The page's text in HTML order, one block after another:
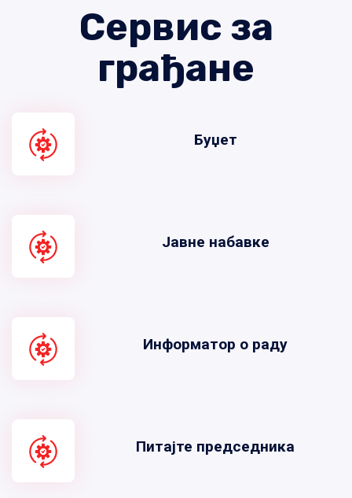
Сервис за
грађане
Буџет
Јавне набавке
Информатор о раду
Питајте председника